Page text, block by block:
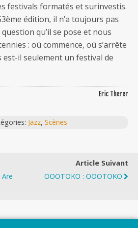
festivals formatés et surinvestis.
édition, il n’a toujours pas
qu’il se pose et nous
: où commence, où s’arrête
est-il seulement un festival de
Eric Therer
Jazz, Scènes
Article Suivant
OOOTOKO : OOOTOKO